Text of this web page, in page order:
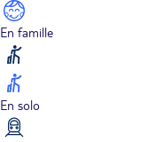
En famille
En solo